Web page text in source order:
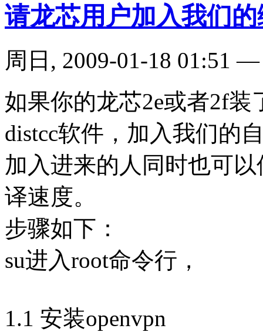
请龙芯用户加入我们
周日, 2009-01-18 01:51
如果你的龙芯2e或者2f装
distcc软件，加入我们的
加入进来的人同时也可
译速度。
步骤如下：
su进入root命令行，
1.1 安装openvpn